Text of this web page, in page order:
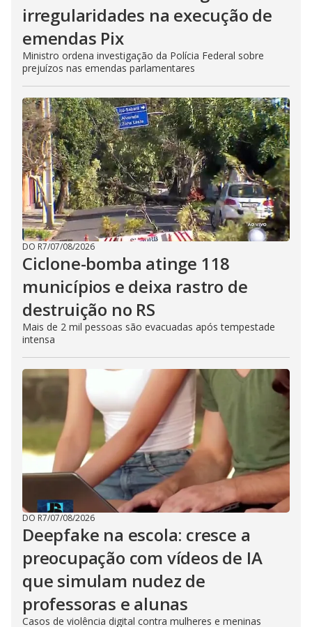
irregularidades na execução de
emendas Pix
Ministro ordena investigação da Polícia Federal sobre
prejuízos nas emendas parlamentares
DO R7/07/08/2026
Ciclone-bomba atinge 118
municípios e deixa rastro de
destruição no RS
Mais de 2 mil pessoas são evacuadas após tempestade
intensa
DO R7/07/08/2026
Deepfake na escola: cresce a
preocupação com vídeos de IA
que simulam nudez de
professoras e alunas
Casos de violência digital contra mulheres e meninas